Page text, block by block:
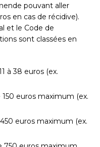
pouvant aller
en cas de récidive).
et le Code de
sont classées en
à 38 euros (ex.
euros maximum (ex.
euros maximum (ex.